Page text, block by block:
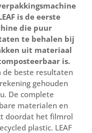
is de eerste
die puur
te behalen bij
uit materiaal
is.
de beste resultaten
gehouden
De complete
materialen en
doordat het filmrol
plastic. LEAF